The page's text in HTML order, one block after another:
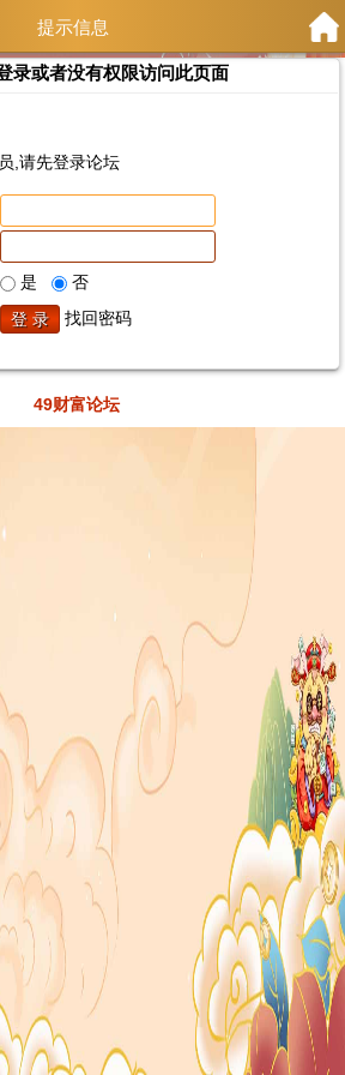
提示信息
录或者没有权限访问此页面
,请先登录论坛
是
否
找回密码
49财富论坛